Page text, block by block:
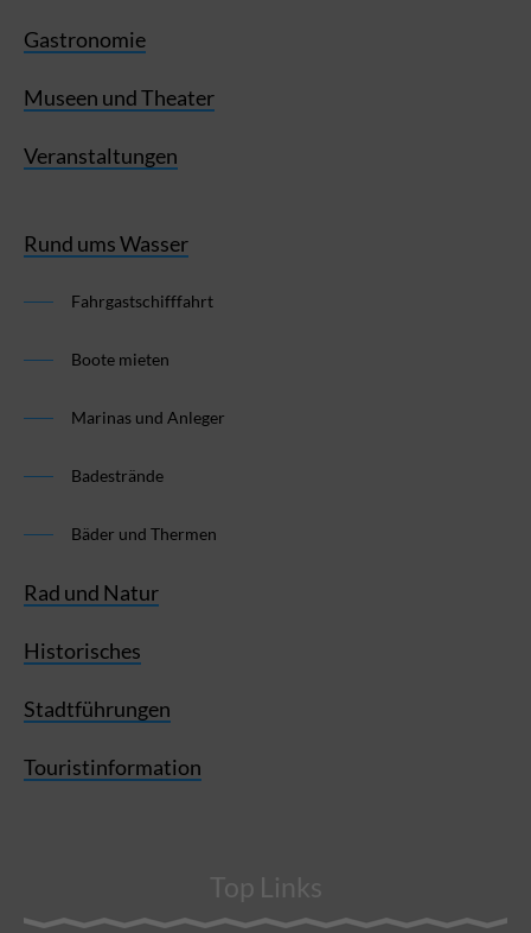
Gastronomie
Museen und Theater
Veranstaltungen
Rund ums Wasser
Fahrgastschifffahrt
Boote mieten
Marinas und Anleger
Badestrände
Bäder und Thermen
Rad und Natur
Historisches
Stadtführungen
Touristinformation
Top Links